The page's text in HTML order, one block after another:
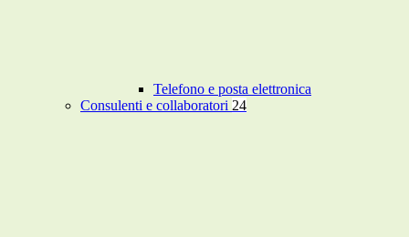
Telefono e posta elettronica
Consulenti e collaboratori 24